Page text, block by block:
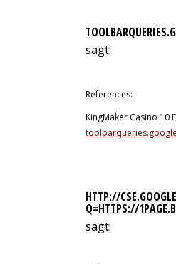
sagt:
References:
KingMaker Casino 10
HTTP://
Q=HTTPS://
sagt: